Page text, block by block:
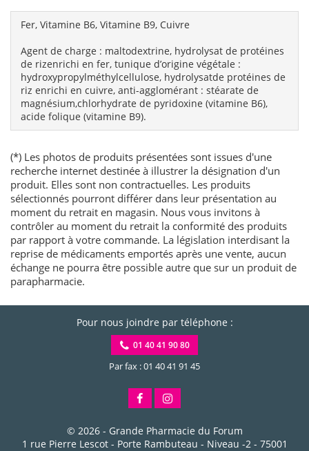
Fer, Vitamine B6, Vitamine B9, Cuivre
Agent de charge : maltodextrine, hydrolysat de protéines
de rizenrichi en fer, tunique d’origine végétale :
hydroxypropylméthylcellulose, hydrolysatde protéines de
riz enrichi en cuivre, anti-agglomérant : stéarate de
magnésium,chlorhydrate de pyridoxine (vitamine B6),
acide folique (vitamine B9).
(*) Les photos de produits présentées sont issues d'une
recherche internet destinée à illustrer la désignation d'un
produit. Elles sont non contractuelles. Les produits
sélectionnés pourront différer dans leur présentation au
moment du retrait en magasin. Nous vous invitons à
contrôler au moment du retrait la conformité des produits
par rapport à votre commande. La législation interdisant la
reprise de médicaments emportés après une vente, aucun
échange ne pourra être possible autre que sur un produit de
parapharmacie.
Pour nous joindre par téléphone :
01 40 41 90 80
Par fax : 01 40 41 91 45
© 2026 - Grande Pharmacie du Forum
1 rue Pierre Lescot - Porte Rambuteau - Niveau -2- 75001